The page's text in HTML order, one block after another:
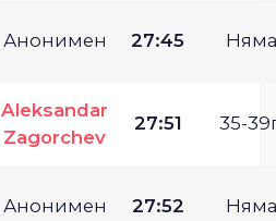
Анонимен 27:45 Няма
Aleksandar
Zagorchev
27:51 35-
Анонимен 27:52 Няма